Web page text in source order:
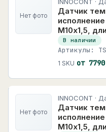
Нет фото
Датчик
М10х1,5,
В наличии
Артикулы:
1 SKU от
Нет фото
INNOCONT ·
Датчик
М10х1,5,